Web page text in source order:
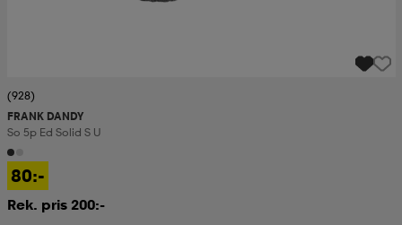
(928)
FRANK DANDY
So 5p Ed Solid S U
80:-
Rek. pris 200:-